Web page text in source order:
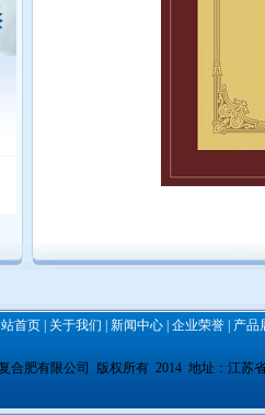
站首页| 关于我们 新闻中心| 企业荣誉| 产品
合肥有限公司 版权所有 2014 地址：江苏